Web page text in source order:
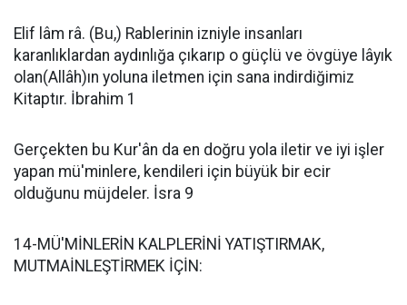
Elif lâm râ. (Bu,) Rablerinin izniyle insanları
karanlıklardan aydınlığa çıkarıp o güçlü ve övgüye lâyık
olan(Allâh)ın yoluna iletmen için sana indirdiğimiz
Kitaptır. İbrahim 1
Gerçekten bu Kur'ân da en doğru yola iletir ve iyi işler
yapan mü'minlere, kendileri için büyük bir ecir
olduğunu müjdeler. İsra 9
14-MÜ'MİNLERİN KALPLERİNİ YATIŞTIRMAK,
MUTMAİNLEŞTİRMEK İÇİN: